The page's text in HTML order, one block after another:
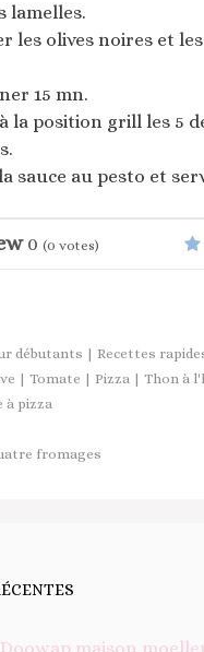
lamelles.
les olives noires et
15 mn.
la position grill les 5
sauce au pesto et
0 (0 votes)
débutants | Recettes
| Tomate | Pizza | Thon à
à pizza
fromages